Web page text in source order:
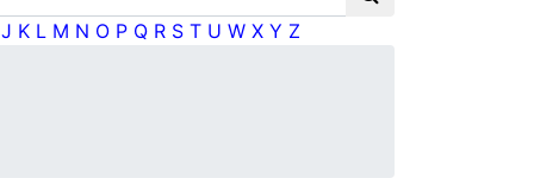
J K L M N O P Q R S T U W X Y Z